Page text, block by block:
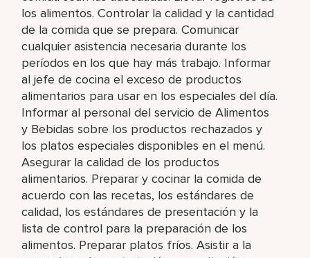
los alimentos. Controlar la calidad y la cantidad
de la comida que se prepara. Comunicar
cualquier asistencia necesaria durante los
períodos en los que hay más trabajo. Informar
al jefe de cocina el exceso de productos
alimentarios para usar en los especiales del día.
Informar al personal del servicio de Alimentos
y Bebidas sobre los productos rechazados y
los platos especiales disponibles en el menú.
Asegurar la calidad de los productos
alimentarios. Preparar y cocinar la comida de
acuerdo con las recetas, los estándares de
calidad, los estándares de presentación y la
lista de control para la preparación de los
alimentos. Preparar platos fríos. Asistir a la